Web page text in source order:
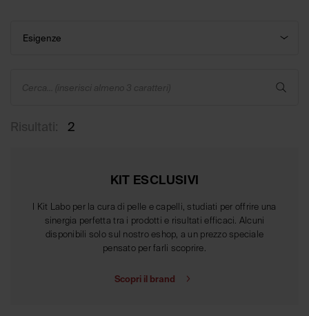
Esigenze
Cerca... (inserisci almeno 3 caratteri)
Risultati: 2
KIT ESCLUSIVI
I Kit Labo per la cura di pelle e capelli, studiati per offrire una
sinergia perfetta tra i prodotti e risultati efficaci. Alcuni
disponibili solo sul nostro eshop, a un prezzo speciale
pensato per farli scoprire.
Scopri il brand